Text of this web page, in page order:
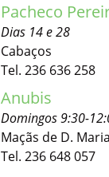
Pacheco
Dias 14 e 28
Cabaços
Tel. 236 636 258
Anubis
Domingos 9:30-
Maçãs de D. Maria
Tel. 236 648 057